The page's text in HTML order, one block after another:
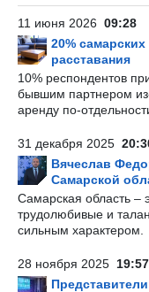
11 июня 2026 09:28
20%
расставания
10% респондентов
бывшим партнером из-
аренду по-
31 декабря 2025
Вячеслав
Самарской
Самарская область –
трудолюбивые и
сильным характером.
28 ноября 2025 19:57